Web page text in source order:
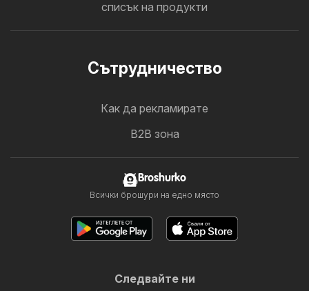
списък на продукти
Cътрудничество
Как да рекламирате
B2B зона
Broshurko
Всички брошури на едно място
Следвайте ни